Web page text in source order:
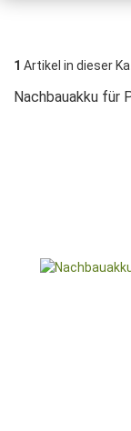
1 Artikel in dieser
Nachbauakku für